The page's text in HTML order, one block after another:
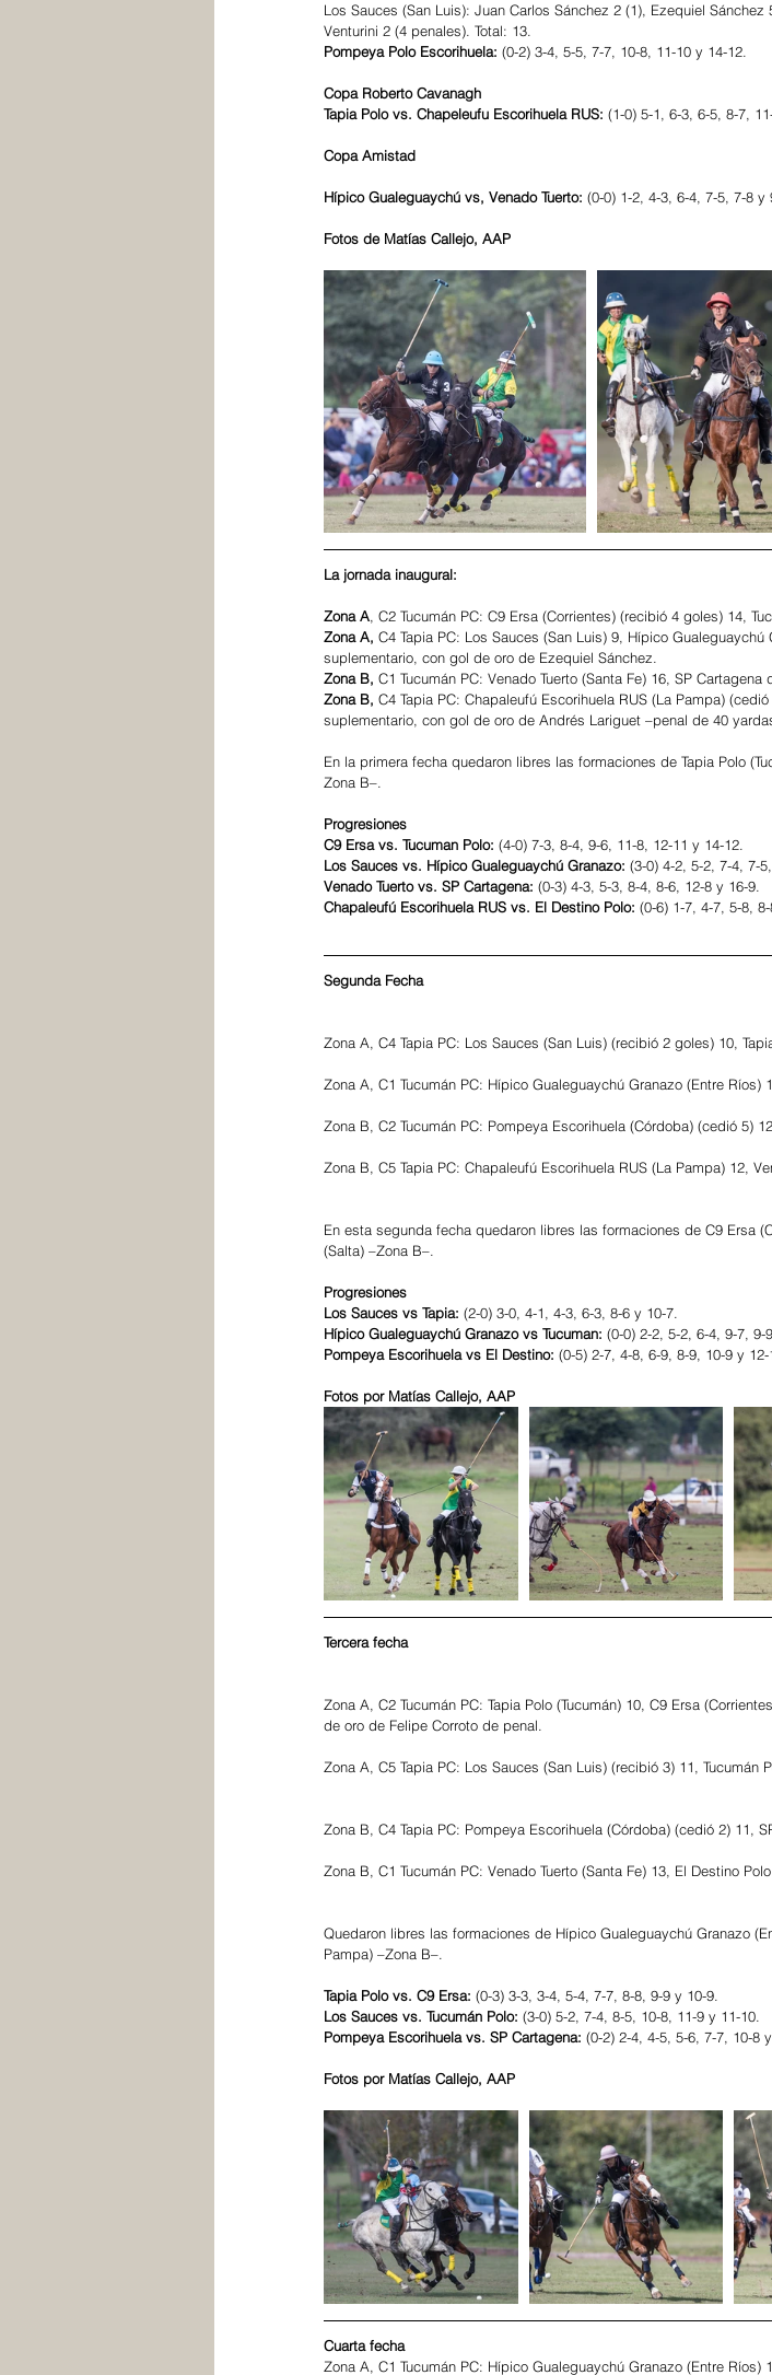
Los Sauces (San Luis): Juan Carlos Sánchez 2 (1), Ezequiel
Venturini 2 (4 penales). Total: 13.
Pompeya Polo Escorihuela: (0-2) 3-4, 5-5, 7-7, 10-8, 11-10 y 14-12.
Copa Roberto Cavanagh
Tapia Polo vs. Chapeleufu Escorihuela RUS: (1-0) 5-1, 6-3, 6-5, 8-7,
Copa Amistad
Hípico Gualeguaychú vs, Venado Tuerto: (0-0) 1-2, 4-3, 6-4, 7-5, 7-8 y
Fotos de Matías Callejo, AAP
La jornada inaugural:
Zona A, C2 Tucumán PC: C9 Ersa (Corrientes) (recibió 4 goles) 14,
Zona A, C4 Tapia PC: Los Sauces (San Luis) 9, Hípico
suplementario, con gol de oro de Ezequiel Sánchez.
Zona B, C1 Tucumán PC: Venado Tuerto (Santa Fe) 16, SP
Zona B, C4 Tapia PC: Chapaleufú Escorihuela RUS (La Pampa)
suplementario, con gol de oro de Andrés Lariguet –penal de 40
En la primera fecha quedaron libres las formaciones de Tapia Polo
Zona B–.
Progresiones
C9 Ersa vs. Tucuman Polo: (4-0) 7-3, 8-4, 9-6, 11-8, 12-11 y 14-12.
Los Sauces vs. Hípico Gualeguaychú Granazo: (3-0) 4-2, 5-2, 7-4, 7-
Venado Tuerto vs. SP Cartagena: (0-3) 4-3, 5-3, 8-4, 8-6, 12-8 y 16-9.
Chapaleufú Escorihuela RUS vs. El Destino Polo: (0-6) 1-7, 4-7, 5-8,
Segunda Fecha
Zona A, C4 Tapia PC: Los Sauces (San Luis) (recibió 2 goles) 10,
Zona A, C1 Tucumán PC: Hípico Gualeguaychú Granazo (Entre Ríos)
Zona B, C2 Tucumán PC: Pompeya Escorihuela (Córdoba) (cedió 5)
Zona B, C5 Tapia PC: Chapaleufú Escorihuela RUS (La Pampa) 12,
En esta segunda fecha quedaron libres las formaciones de C9 Ersa
(Salta) –Zona B–.
Progresiones
Los Sauces vs Tapia: (2-0) 3-0, 4-1, 4-3, 6-3, 8-6 y 10-7.
Hípico Gualeguaychú Granazo vs Tucuman: (0-0) 2-2, 5-2, 6-4, 9-7, 9-
Pompeya Escorihuela vs El Destino: (0-5) 2-7, 4-8, 6-9, 8-9, 10-9 y 12-
Fotos por Matías Callejo, AAP
Tercera fecha
Zona A, C2 Tucumán PC: Tapia Polo (Tucumán) 10, C9 Ersa
de oro de Felipe Corroto de penal.
Zona A, C5 Tapia PC: Los Sauces (San Luis) (recibió 3) 11, Tucumán
Zona B, C4 Tapia PC: Pompeya Escorihuela (Córdoba) (cedió 2) 11,
Zona B, C1 Tucumán PC: Venado Tuerto (Santa Fe) 13, El Destino
Quedaron libres las formaciones de Hípico Gualeguaychú Granazo
Pampa) –Zona B–.
Tapia Polo vs. C9 Ersa: (0-3) 3-3, 3-4, 5-4, 7-7, 8-8, 9-9 y 10-9.
Los Sauces vs. Tucumán Polo: (3-0) 5-2, 7-4, 8-5, 10-8, 11-9 y 11-10.
Pompeya Escorihuela vs. SP Cartagena: (0-2) 2-4, 4-5, 5-6, 7-7, 10-8
Fotos por Matías Callejo, AAP
Cuarta fecha
Zona A, C1 Tucumán PC: Hípico Gualeguaychú Granazo (Entre Ríos)